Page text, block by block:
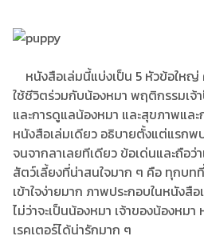
หนังสือเล่มนี้แบ่งเป็น 5 หัวข้อให
ใช้ชีวิตร่วมกับน้องหมา พฤติกรรมเจ้
และการดูแลน้องหมา และสุขภาพแล
หนังสือเล่มเดียว อธิบายตั้งแต่แรก
จนจากลาเลยทีเดียว ข้อเด่นและถือ
สัตว์เลี้ยงที่น่าสนใจมาก ๆ คือ ทุกบท
เข้าใจง่ายมาก ภาพประกอบในหนังสื
ไม่ว่าจะเป็นน้องหมา เจ้าของน้องหม
เรคเตอร์ได้น่ารักมาก ๆ